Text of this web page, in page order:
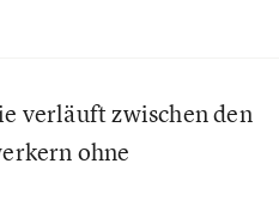
verläuft zwischen den
ohne